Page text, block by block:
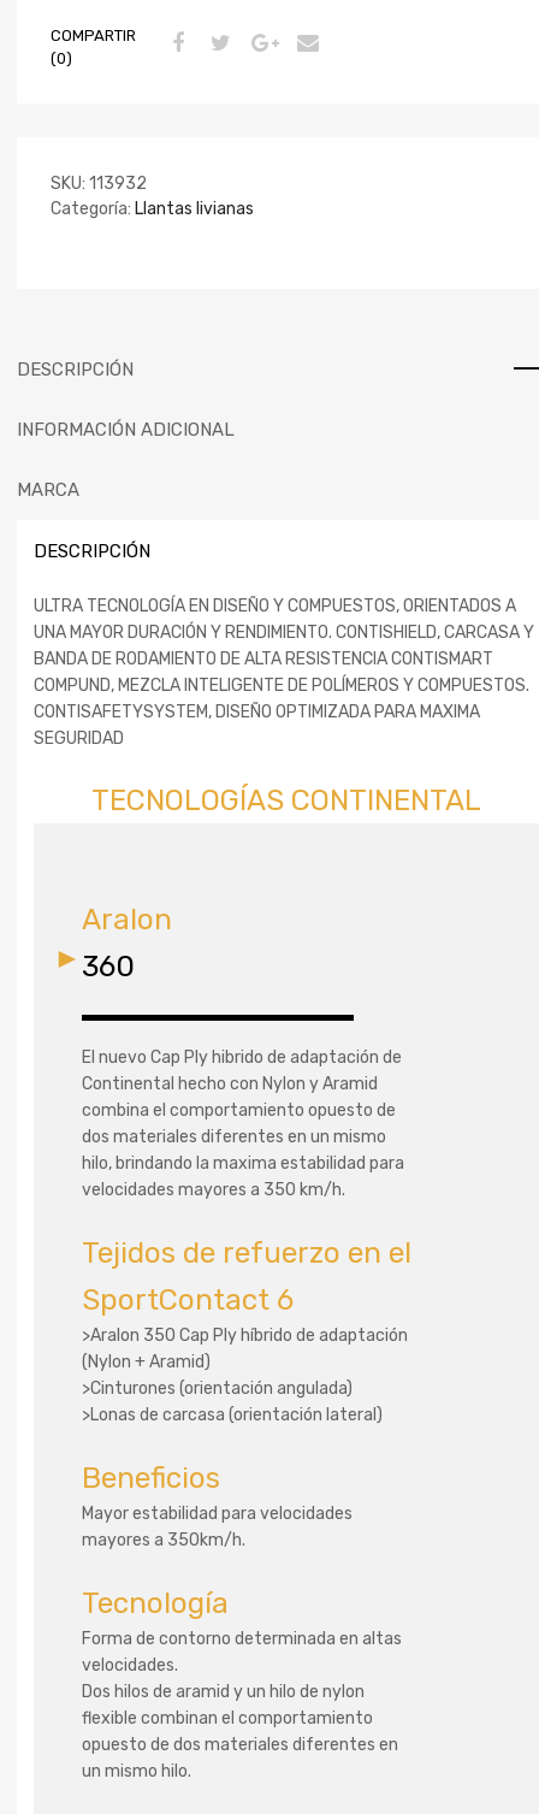
COMPARTIR
(0)
SKU: 113932
Categoría: Llantas livianas
DESCRIPCIÓN
INFORMACIÓN ADICIONAL
MARCA
DESCRIPCIÓN
ULTRA TECNOLOGÍA EN DISEÑO Y COMPUESTOS, ORIENTADOS A
UNA MAYOR DURACIÓN Y RENDIMIENTO. CONTISHIELD, CARCASA Y
BANDA DE RODAMIENTO DE ALTA RESISTENCIA CONTISMART
COMPUND, MEZCLA INTELIGENTE DE POLÍMEROS Y COMPUESTOS.
CONTISAFETYSYSTEM, DISEÑO OPTIMIZADA PARA MAXIMA
SEGURIDAD
TECNOLOGÍAS CONTINENTAL
Aralon
360
El nuevo Cap Ply hibrido de adaptación de
Continental hecho con Nylon y Aramid
combina el comportamiento opuesto de
dos materiales diferentes en un mismo
hilo, brindando la maxima estabilidad para
velocidades mayores a 350 km/h.
Tejidos de refuerzo en el
SportContact 6
>Aralon 350 Cap Ply híbrido de adaptación
(Nylon + Aramid)
>Cinturones (orientación angulada)
>Lonas de carcasa (orientación lateral)
Beneficios
Mayor estabilidad para velocidades
mayores a 350km/h.
Tecnología
Forma de contorno determinada en altas
velocidades.
Dos hilos de aramid y un hilo de nylon
flexible combinan el comportamiento
opuesto de dos materiales diferentes en
un mismo hilo.